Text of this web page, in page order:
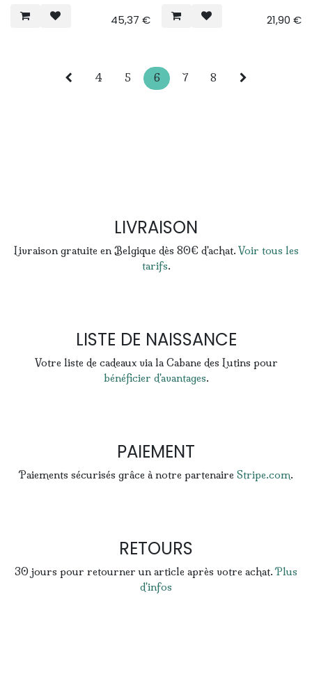
45,37 €
21,90 €
4 5 6 7 8
LIVRAISON
Livraison gratuite en Belgique dès 80€ d'achat. Voir tous les
tarifs.
LISTE DE NAISSANCE
Votre liste de cadeaux via la Cabane des Lutins pour
bénéficier d'avantages.
PAIEMENT
Paiements sécurisés grâce à notre partenaire Stripe.com.
RETOURS
30 jours pour retourner un article après votre achat.Plus
d'infos